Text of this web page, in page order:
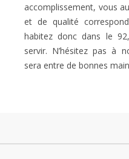
accomplissement, vous
et de qualité
habitez donc dans le
servir. N’hésitez pas à
sera entre de bonnes